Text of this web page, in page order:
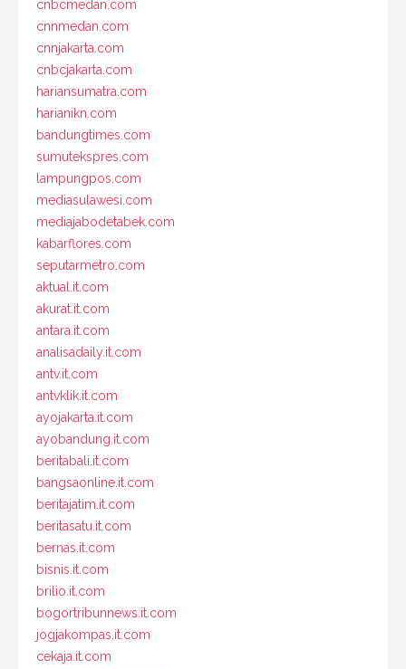
cnbcmedan.com
cnnmedan.com
cnnjakarta.com
cnbcjakarta.com
hariansumatra.com
harianikn.com
bandungtimes.com
sumutekspres.com
lampungpos.com
mediasulawesi.com
mediajabodetabek.com
kabarflores.com
seputarmetro.com
aktual.it.com
akurat.it.com
antara.it.com
analisadaily.it.com
antv.it.com
antvklik.it.com
ayojakarta.it.com
ayobandung.it.com
beritabali.it.com
bangsaonline.it.com
beritajatim.it.com
beritasatu.it.com
bernas.it.com
bisnis.it.com
brilio.it.com
bogortribunnews.it.com
jogjakompas.it.com
cekaja.it.com